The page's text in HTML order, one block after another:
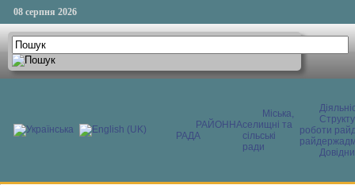
08 серпня 2026
РАЙОННА
РАДА
Міська,
селищні та
сільські
ради
роботи